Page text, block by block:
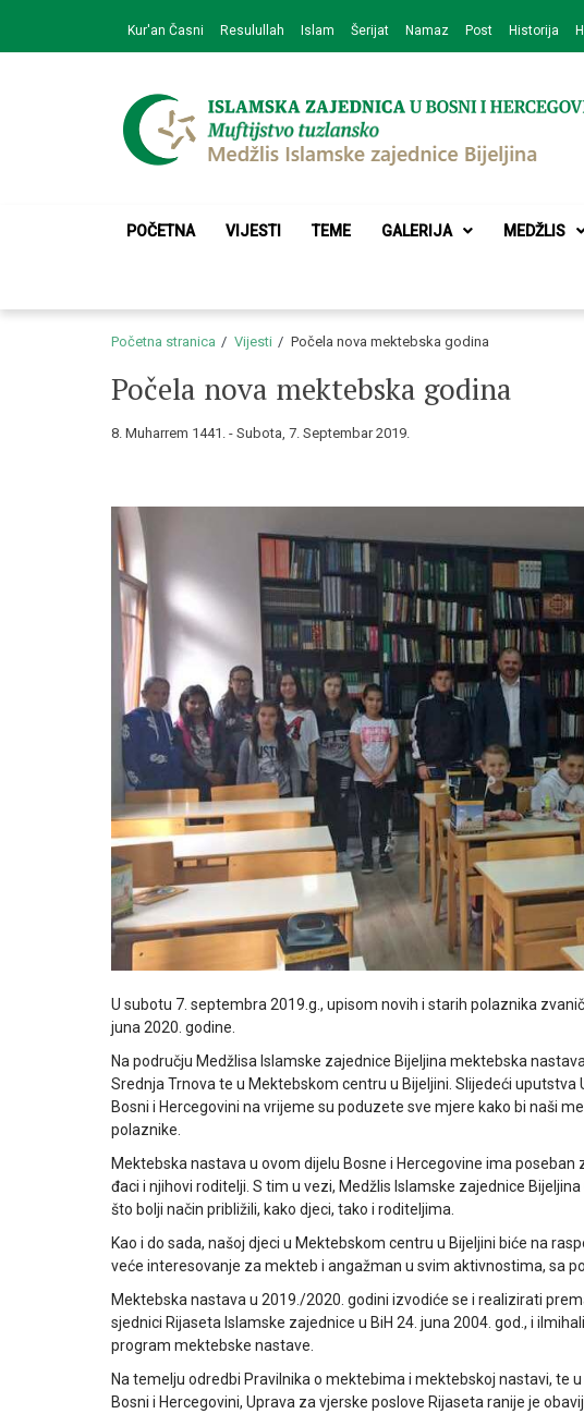
navigation
content
Kur'an Časni Resulullah Islam Šerijat Namaz Post Historija
Medžlis Islamske
POČETNA VIJESTI TEME GALERIJA MEDŽLIS
Početna stranica Vijesti Počela nova mektebska godina
Počela nova mektebska godina
8. Muharrem 1441. - Subota, 7. Septembar 2019.
U subotu 7. septembra 2019.g., upisom novih i starih polaznika
juna 2020. godine.
Na području Medžlisa Islamske zajednice Bijeljina mektebska
Srednja Trnova te u Mektebskom centru u Bijeljini. Slijedeći
Bosni i Hercegovini na vrijeme su poduzete sve mjere kako bi naši
polaznike.
Mektebska nastava u ovom dijelu Bosne i Hercegovine ima
đaci i njihovi roditelji. S tim u vezi, Medžlis Islamske zajednice
što bolji način približili, kako djeci, tako i roditeljima.
Kao i do sada, našoj djeci u Mektebskom centru u Bijeljini biće na
veće interesovanje za mekteb i angažman u svim aktivnostima, sa
Mektebska nastava u 2019./2020. godini izvodiće se i realizirati
sjednici Rijaseta Islamske zajednice u BiH 24. juna 2004. god., i
program mektebske nastave.
Na temelju odredbi Pravilnika o mektebima i mektebskoj nastavi, te
Bosni i Hercegovini, Uprava za vjerske poslove Rijaseta ranije je